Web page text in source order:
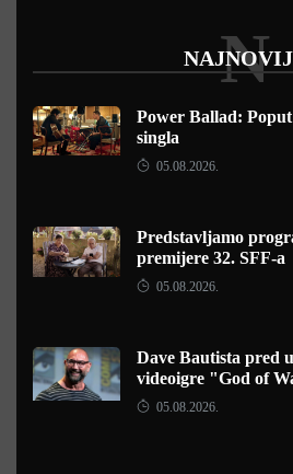
N
Power Ballad:
singla
05.08.2026.
Predstavljamo
premijere 32. SFF-a
05.08.2026.
Dave Bautista pred
videoigre "God of
05.08.2026.